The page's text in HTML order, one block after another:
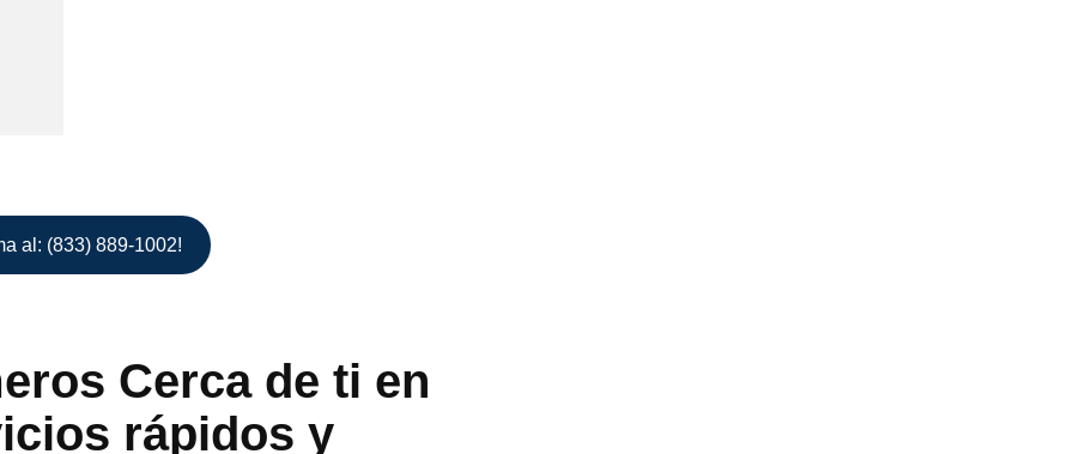
al: (833) 889-1002!
Cerca de ti en
rápidos y